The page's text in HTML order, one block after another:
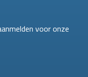
voor onze